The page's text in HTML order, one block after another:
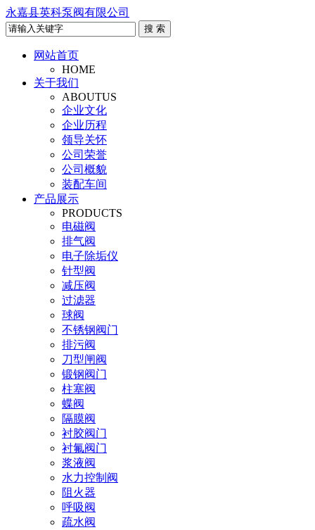
永嘉县英科泵阀有限公司
网站首页
HOME
关于我们
ABOUTUS
企业文化
企业历程
领导关怀
公司荣誉
公司概貌
装配车间
产品展示
PRODUCTS
电磁阀
排气阀
电子除垢仪
针型阀
减压阀
过滤器
球阀
不锈钢阀门
排污阀
刀型闸阀
锻钢阀门
柱塞阀
蝶阀
隔膜阀
衬胶阀门
衬氟阀门
浆液阀
水力控制阀
阻火器
呼吸阀
疏水阀